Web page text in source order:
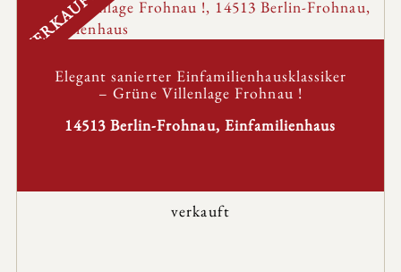
VERKAUFT
Elegant sanierter Einfamilienhausklassiker
– Grüne Villenlage Frohnau !
14513 Berlin-Frohnau, Einfamilienhaus
verkauft